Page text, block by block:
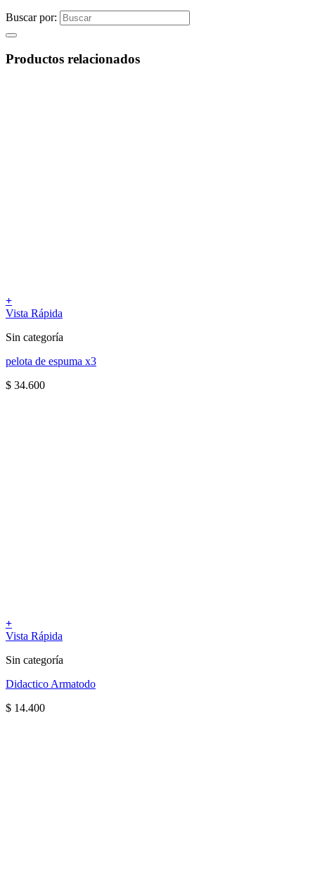
Buscar por:
Productos relacionados
+
Vista Rápida
Sin categoría
pelota de espuma x3
$ 34.600
+
Vista Rápida
Sin categoría
Didactico Armatodo
$ 14.400